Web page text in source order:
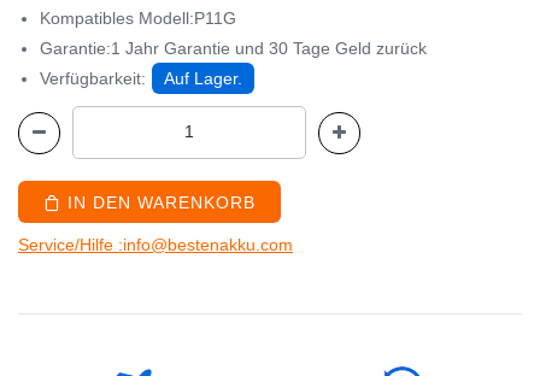
Kompatibles Modell:P11G
Garantie:1 Jahr Garantie und 30 Tage Geld zurück
Verfügbarkeit:
Auf Lager.
IN DEN WARENKORB
Service/Hilfe :info@bestenakku.com